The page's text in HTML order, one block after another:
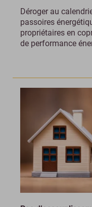
Déroger au
passoires
propriétaires en
de performance